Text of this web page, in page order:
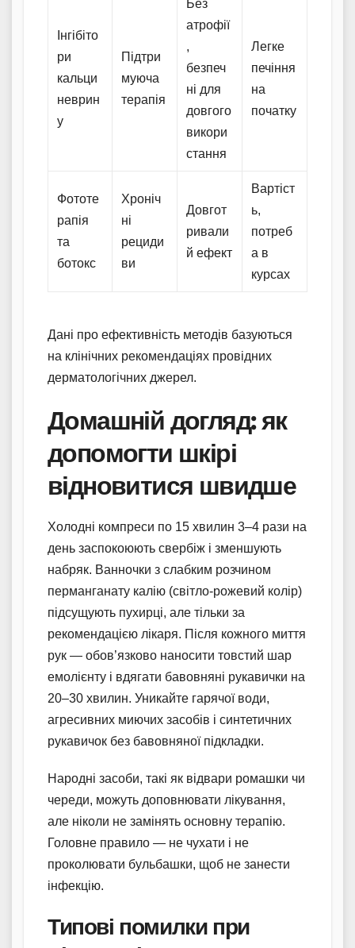
Інгібіто
ри
кальци
неврин
у
Підтри
муюча
терапія
Без
атрофії
,
безпеч
ні для
довгого
викори
стання
Легке
печіння
на
початку
Фототе
рапія
та
ботокс
Хроніч
ні
рециди
ви
Довгот
ривали
й ефект
Вартіст
ь,
потреб
а в
курсах
Дані про ефективність методів базуються
на клінічних рекомендаціях провідних
дерматологічних джерел.
Домашній догляд: як
допомогти шкірі
відновитися швидше
Холодні компреси по 15 хвилин 3–4 рази на
день заспокоюють свербіж і зменшують
набряк. Ванночки з слабким розчином
перманганату калію (світло-рожевий колір)
підсущують пухирці, але тільки за
рекомендацією лікаря. Після кожного миття
рук — обов’язково наносити товстий шар
емолієнту і вдягати бавовняні рукавички на
20–30 хвилин. Уникайте гарячої води,
агресивних миючих засобів і синтетичних
рукавичок без бавовняної підкладки.
Народні засоби, такі як відвари ромашки чи
череди, можуть доповнювати лікування,
але ніколи не замінять основну терапію.
Головне правило — не чухати і не
проколювати бульбашки, щоб не занести
інфекцію.
Типові помилки при